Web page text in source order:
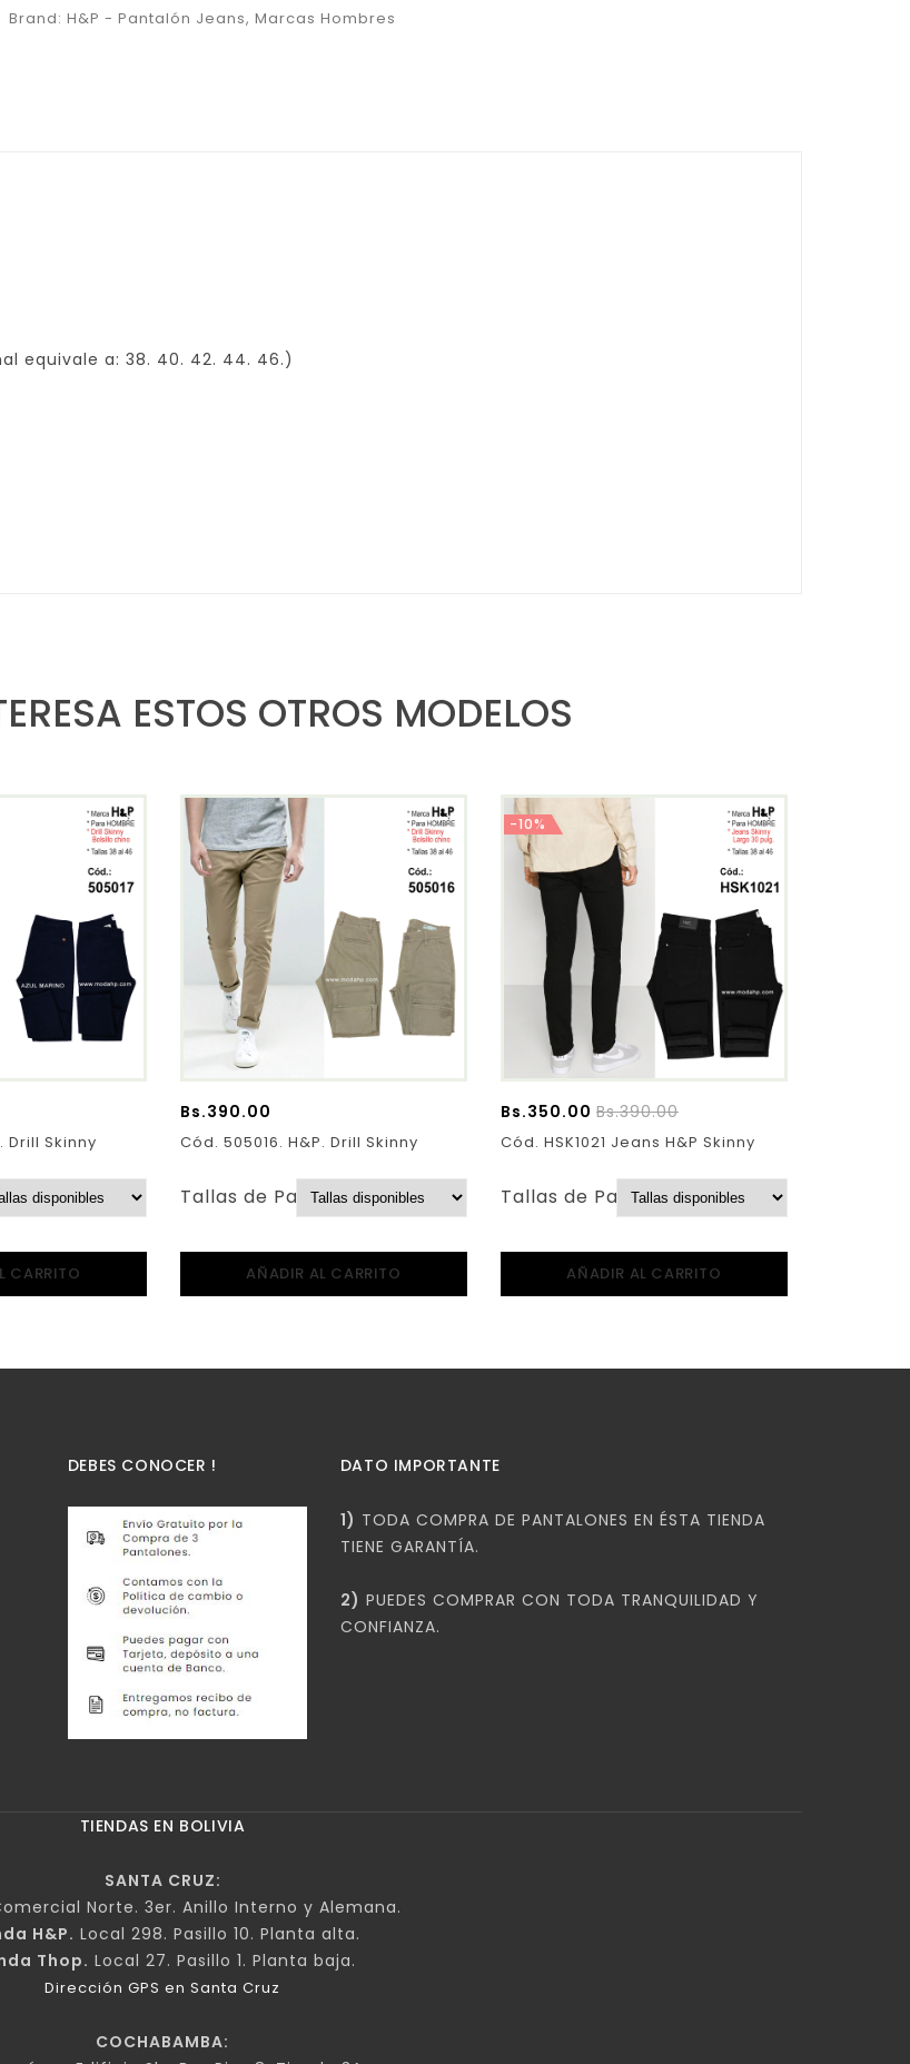
Brand: H&P - Pantalón Jeans, Marcas Hombres
equivale a: 38. 40. 42. 44. 46.)
ESTOS OTROS MODELOS
Drill Skinny
CARRITO
Bs.390.00
Cód. 505016. H&P. Drill Skinny
Tallas de Pantalones:
AÑADIR AL CARRITO
-10%
Bs.390.00
Bs.350.00
Cód. HSK1021 Jeans H&P Skinny
Tallas de Pantalones:
AÑADIR AL CARRITO
DEBES CONOCER ! DATO IMPORTANTE
1) TODA COMPRA DE PANTALONES EN ÉSTA TIENDA
TIENE GARANTÍA.
2) PUEDES COMPRAR CON TODA TRANQUILIDAD Y
CONFIANZA.
TIENDAS EN BOLIVIA
SANTA CRUZ:
Norte. 3er. Anillo Interno y Alemana.
H&P. Local 298. Pasillo 10. Planta alta.
Thop. Local 27. Pasillo 1. Planta baja.
Dirección GPS en Santa Cruz
COCHABAMBA: